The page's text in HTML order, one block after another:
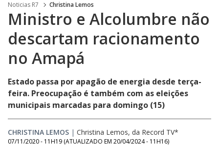
Noticias R7 Christina Lemos
Ministro e Alcolumbre não
descartam racionamento
no Amapá
Estado passa por apagão de energia desde terça-
feira. Preocupação é também com as eleições
municipais marcadas para domingo (15)
CHRISTINA LEMOS | Christina Lemos, da Record TV*
07/11/2020 - 11H19 (ATUALIZADO EM 20/04/2024 - 11H16)